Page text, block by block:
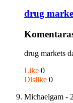
drug
drug markets
Like 0
Dislike 0
Michaelgam -